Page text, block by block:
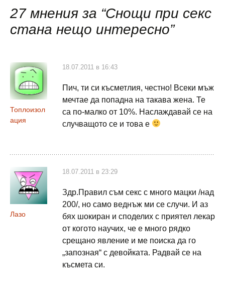
публикациите
27 мнения за “Снощи при секс
стана нещо интересно”
Топлоизол
ация
18.07.2011 в 16:43
Пич, ти си късметлия, честно! Всеки мъж
мечтае да попадна на такава жена. Те
са по-малко от 10%. Наслаждавай се на
случващото се и това е
Лазо
18.07.2011 в 23:29
Здр.Правил съм секс с много мацки /над
200/, но само веднъж ми се случи. И аз
бях шокиран и споделих с приятел лекар
от когото научих, че е много рядко
срещано явление и ме поиска да го
„запозная“ с девойката. Радвай се на
късмета си.